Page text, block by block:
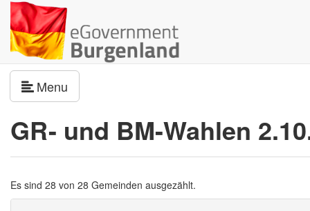
Menu
GR- und BM-Wahlen
Es sind 28 von 28 Gemeinden ausgezählt.